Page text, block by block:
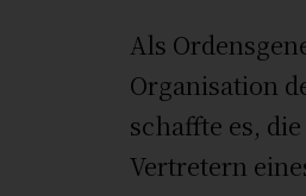
Als
Organisation
schaffte es,
Vertretern